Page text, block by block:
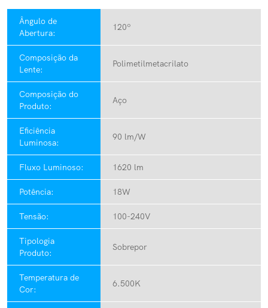
Ângulo de
Abertura:
120º
Composição da
Lente:
Polimetilmetacrilato
Composição do
Produto:
Aço
Eficiência
Luminosa:
90 lm/W
Fluxo Luminoso: 1620 lm
Potência: 18W
Tensão: 100-240V
Tipologia
Produto:
Sobrepor
Temperatura de
Cor:
6.500K